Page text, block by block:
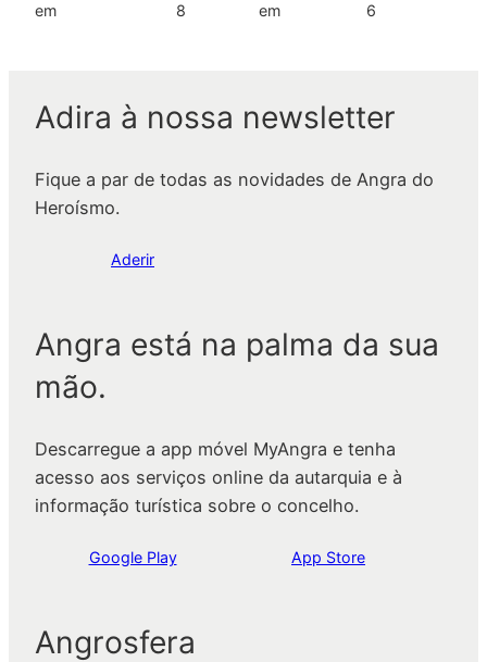
em
8
em
6
Adira à nossa newsletter
Fique a par de todas as novidades de Angra do
Heroísmo.
Aderir
Angra está na palma da sua
mão.
Descarregue a app móvel MyAngra e tenha
acesso aos serviços online da autarquia e à
informação turística sobre o concelho.
Google Play App Store
Angrosfera